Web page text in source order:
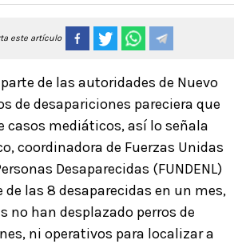
este artículo
de las autoridades de Nuevo
de desapariciones pareciera que
casos mediáticos, así lo señala
coordinadora de Fuerzas Unidas
Desaparecidas (FUNDENL)
de las 8 desaparecidas en un mes,
no han desplazado perros de
ni operativos para localizar a